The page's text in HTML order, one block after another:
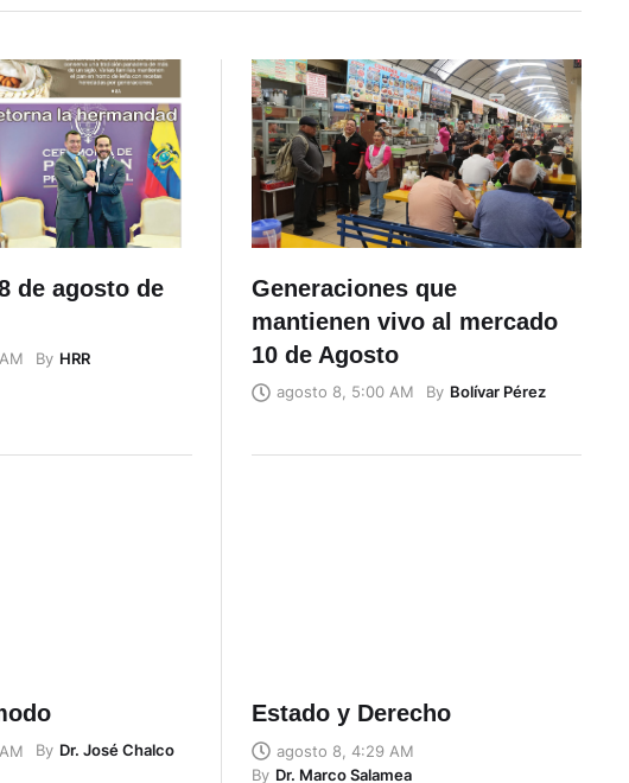
de agosto de
By HRR
Generaciones que
mantienen vivo al mercado
10 de Agosto
agosto 8, 5:00 AM By Bolívar Pérez
By Dr. José Chalco
Estado y Derecho
agosto 8, 4:29 AM
By Dr. Marco Salamea